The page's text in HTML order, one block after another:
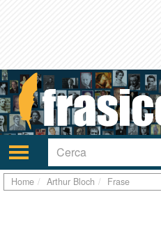
Attiva/disattiva
navigazione
Home Arthur Bloch Frase